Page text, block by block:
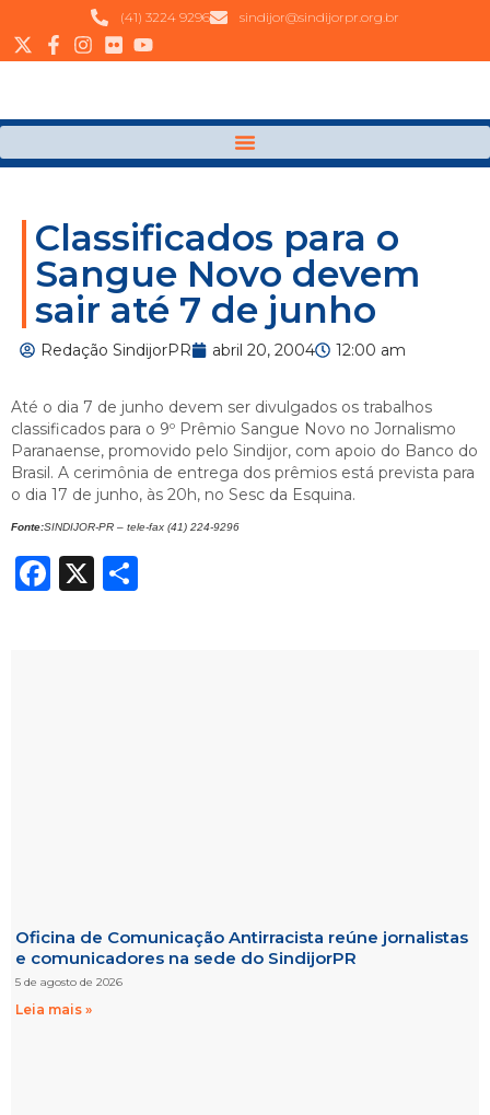
(41) 3224 9296 sindijor@sindijorpr.org.br
Classificados para o
Sangue Novo devem
sair até 7 de junho
Redação SindijorPR abril 20, 2004 12:00 am
Até o dia 7 de junho devem ser divulgados os trabalhos
classificados para o 9º Prêmio Sangue Novo no Jornalismo
Paranaense, promovido pelo Sindijor, com apoio do Banco do
Brasil. A cerimônia de entrega dos prêmios está prevista para
o dia 17 de junho, às 20h, no Sesc da Esquina.
Fonte:SINDIJOR-PR – tele-fax (41) 224-9296
Facebook
X
Oficina de Comunicação Antirracista reúne jornalistas
e comunicadores na sede do SindijorPR
5 de agosto de 2026
Leia mais »